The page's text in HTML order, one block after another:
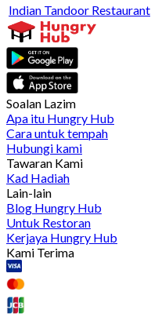
Indian Tandoor Restaurant
Soalan Lazim
Apa itu Hungry Hub
Cara untuk tempah
Hubungi kami
Tawaran Kami
Kad Hadiah
Lain-lain
Blog Hungry Hub
Untuk Restoran
Kerjaya Hungry Hub
Kami Terima